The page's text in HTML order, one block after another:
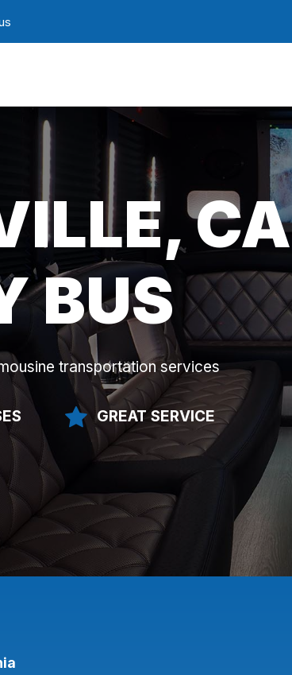
CA
BUS
transportation services
GREAT SERVICE